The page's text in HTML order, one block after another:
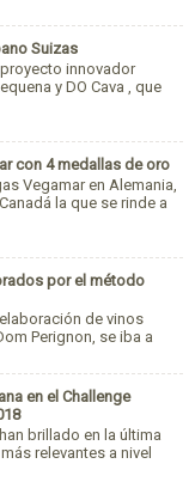
Suizas
innovador
y DO Cava , que
con 4 medallas de oro
Vegamar en Alemania,
la que se rinde a
por el método
de vinos
Perignon, se iba a
en el Challenge
brillado en la última
relevantes a nivel